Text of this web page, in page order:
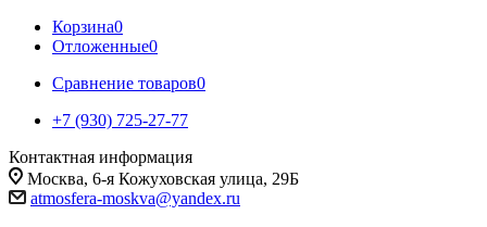
Корзина0
Отложенные0
Сравнение товаров0
+7 (930) 725-27-77
Контактная информация
Москва, 6-я Кожуховская улица, 29Б
atmosfera-moskva@yandex.ru